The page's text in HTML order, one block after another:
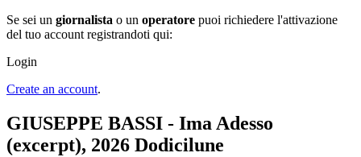
Se sei un giornalista o un operatore puoi richiedere l'attivazione
del tuo account registrandoti qui:
Login
Create an account.
GIUSEPPE BASSI - Ima Adesso
(excerpt), 2026 Dodicilune